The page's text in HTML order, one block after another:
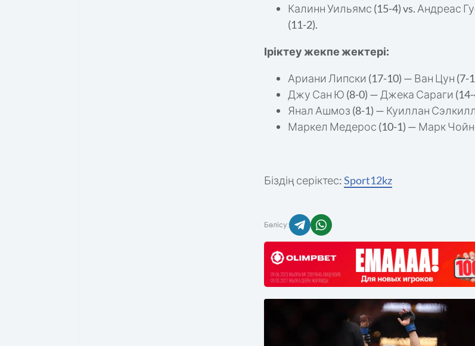
Калинн Уильямс (15-4) vs. Андреас
(11-2).
Іріктеу жекпе жектері:
Ариани Липски (17-10) — Ван Цун (7-
Джу Сан Ю (8-0) — Джека Сараги (14-
Янал Ашмоз (8-1) — Куиллан
Маркел Медерос (10-1) — Марк
Біздің серіктес:Sport12kz
Бөлісу: